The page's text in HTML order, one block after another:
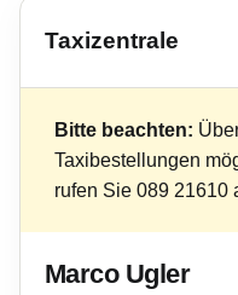
Taxizentrale
Bitte beachten:
Taxibestellungen
rufen Sie 089 21610
Marco Ugler